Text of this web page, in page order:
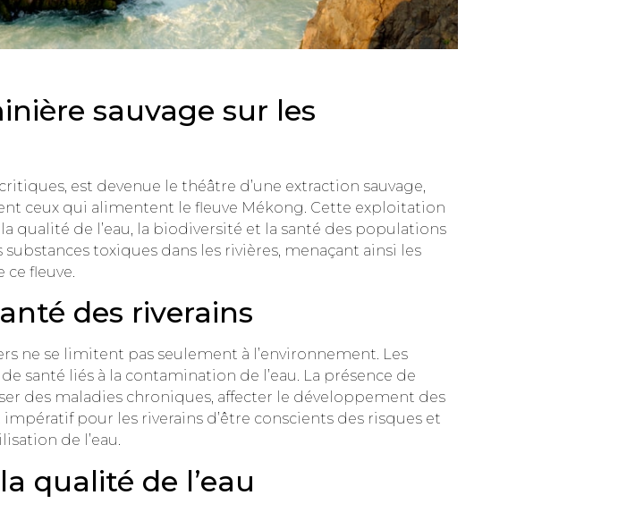
sauvage sur les
est devenue le théâtre d’une extraction sauvage,
ceux qui alimentent le fleuve Mékong. Cette exploitation
qualité de l’eau, la biodiversité et la santé des populations
toxiques dans les rivières, menaçant ainsi les
fleuve.
des riverains
ne se limitent pas seulement à l’environnement. Les
santé liés à la contamination de l’eau. La présence de
des maladies chroniques, affecter le développement des
pour les riverains d’être conscients des risques et
de l’eau.
qualité de l’eau